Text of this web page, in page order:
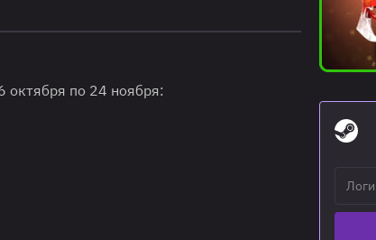
октября по 24 ноября: